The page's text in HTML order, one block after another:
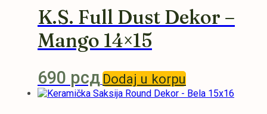
K.S. Full Dust Dekor –
Mango 14×15
690 рсдDodaj u korpu